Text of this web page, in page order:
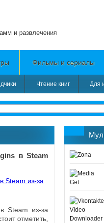
и развлечения
Фильмы и сериалы
Чтение книг Для
в Steam
Steam из-за
отметить,